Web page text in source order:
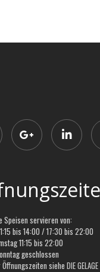
Speisen servieren von:
bis 14:00 / 17:30 bis
11:15 bis 22:00
geschlossen
siehe DIE GELAGE